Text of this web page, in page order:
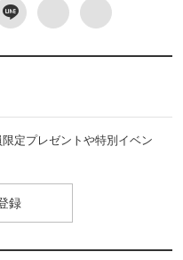
定プレゼントや特別イベン
録